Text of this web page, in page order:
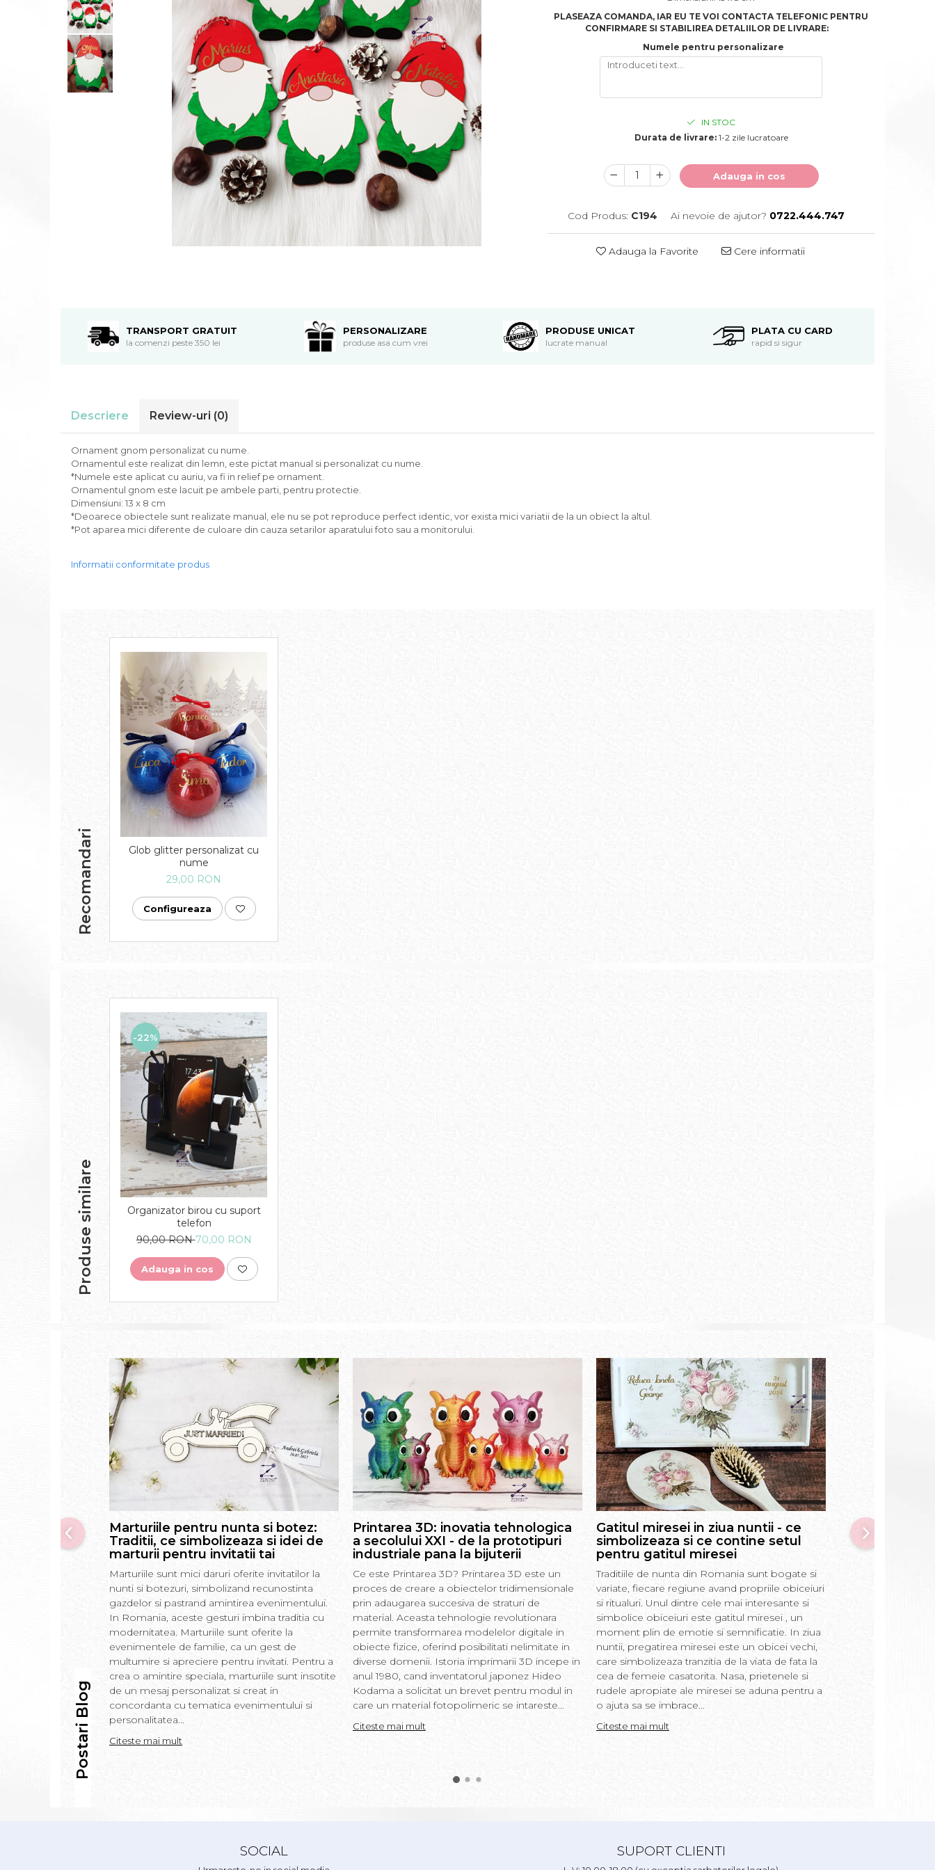
PLASEAZA COMANDA, IAR EU TE VOI CONTACTA TELEFONIC PENTRU
CONFIRMARE SI STABILIREA DETALIILOR DE LIVRARE:
Numele pentru personalizare
IN STOC
Durata de livrare:1-2 zile lucratoare
Adauga in cos
Cod Produs: C194 Ai nevoie de ajutor? 0722.444.747
Adauga la Favorite Cere informatii
TRANSPORT GRATUIT
la comenzi peste 350 lei
PERSONALIZARE
produse asa cum vrei
PRODUSE UNICAT
lucrate manual
PLATA CU CARD
rapid si sigur
Descriere Review-uri (0)
Ornament gnom personalizat cu nume.
Ornamentul este realizat din lemn, este pictat manual si personalizat cu nume.
*Numele este aplicat cu auriu, va fi in relief pe ornament.
Ornamentul gnom este lacuit pe ambele parti, pentru protectie.
Dimensiuni: 13 x 8 cm
*Deoarece obiectele sunt realizate manual, ele nu se pot reproduce perfect identic, vor exista mici variatii de la un obiect la altul.
*Pot aparea mici diferente de culoare din cauza setarilor aparatului foto sau a monitorului.
Informatii conformitate produs
Recomandari
Glob glitter personalizat cu
nume
29,00 RON
Configureaza
Produse similare
-22%
Organizator birou cu suport
telefon
90,00 RON70,00 RON
Adauga in cos
Postari Blog
Marturiile pentru nunta si botez:
Traditii, ce simbolizeaza si idei de
marturii pentru invitatii tai
Marturiile sunt mici daruri oferite invitatilor la
nunti si botezuri, simbolizand recunostinta
gazdelor si pastrand amintirea evenimentului.
In Romania, aceste gesturi imbina traditia cu
modernitatea. Marturiile sunt oferite la
evenimentele de familie, ca un gest de
multumire si apreciere pentru invitati. Pentru a
crea o amintire speciala, marturiile sunt insotite
de un mesaj personalizat si creat in
concordanta cu tematica evenimentului si
personalitatea...
Citeste mai mult
Printarea 3D: inovatia tehnologica
a secolului XXI - de la prototipuri
industriale pana la bijuterii
Ce este Printarea 3D? Printarea 3D este un
proces de creare a obiectelor tridimensionale
prin adaugarea succesiva de straturi de
material. Aceasta tehnologie revolutionara
permite transformarea modelelor digitale in
obiecte fizice, oferind posibilitati nelimitate in
diverse domenii. Istoria imprimarii 3D incepe in
anul 1980, cand inventatorul japonez Hideo
Kodama a solicitat un brevet pentru modul in
care un material fotopolimeric se intareste...
Citeste mai mult
Gatitul miresei in ziua nuntii - ce
simbolizeaza si ce contine setul
pentru gatitul miresei
Traditiile de nunta din Romania sunt bogate si
variate, fiecare regiune avand propriile obiceiuri
si ritualuri. Unul dintre cele mai interesante si
simbolice obiceiuri este gatitul miresei , un
moment plin de emotie si semnificatie. In ziua
nuntii, pregatirea miresei este un obicei vechi,
care simbolizeaza tranzitia de la viata de fata la
cea de femeie casatorita. Nasa, prietenele si
rudele apropiate ale miresei se aduna pentru a
o ajuta sa se imbrace...
Citeste mai mult
Prima baita a
pune in apa,
si alte
SOCIAL SUPORT CLIENTI